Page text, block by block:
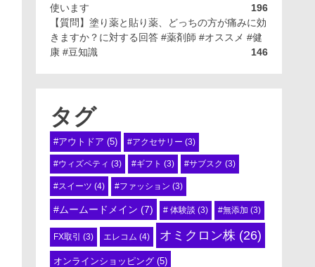
使います
196
【質問】塗り薬と貼り薬、どっちの方が痛みに効
きますか？に対する回答 #薬剤師 #オススメ #健
康 #豆知識
146
タグ
#アウトドア (5) #アクセサリー (3)
#ウィズペティ (3) #ギフト (3) #サブスク (3)
#スイーツ (4) #ファッション (3)
#ムームードメイン (7) # 体験談 (3) #無添加 (3)
FX取引 (3) エレコム (4) オミクロン株 (26)
オンラインショッピング (5)